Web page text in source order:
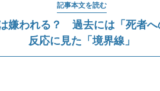
記事本文を読む
嫌われる？ 過去には「死者へ
反応に見た「境界線」